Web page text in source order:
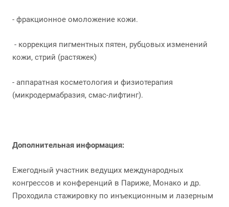
- фракционное омоложение кожи.
- коррекция пигментных пятен, рубцовых изменений
кожи, стрий (растяжек)
- аппаратная косметология и физиотерапия
(микродермабразия, смас-лифтинг).
Дополнительная информация:
Ежегодный участник ведущих международных
конгрессов и конференций в Париже, Монако и др.
Проходила стажировку по инъекционным и лазерным